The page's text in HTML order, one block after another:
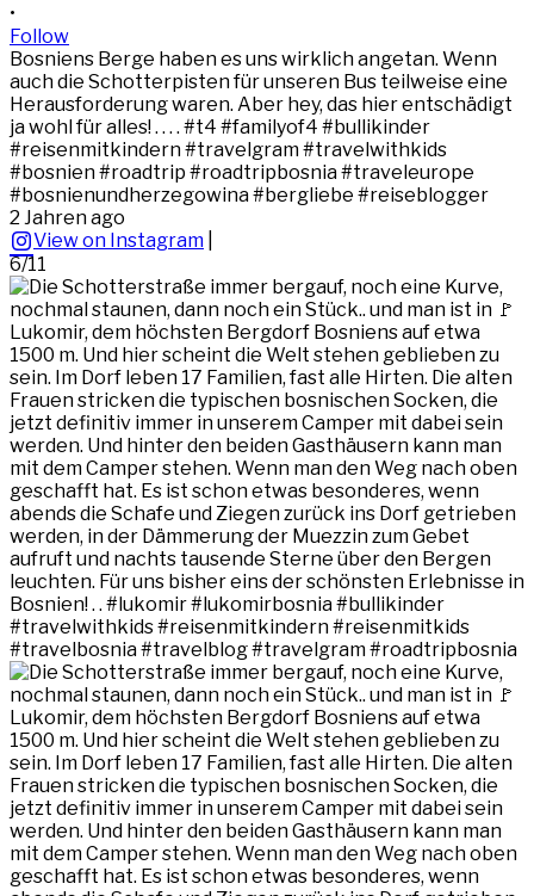
•
Follow
Bosniens Berge haben es uns wirklich angetan. Wenn
auch die Schotterpisten für unseren Bus teilweise eine
Herausforderung waren. Aber hey, das hier entschädigt
ja wohl für alles! . . . . #t4 #familyof4 #bullikinder
#reisenmitkindern #travelgram #travelwithkids
#bosnien #roadtrip #roadtripbosnia #traveleurope
#bosnienundherzegowina #bergliebe #reiseblogger
2 Jahren ago
View on Instagram
6/11